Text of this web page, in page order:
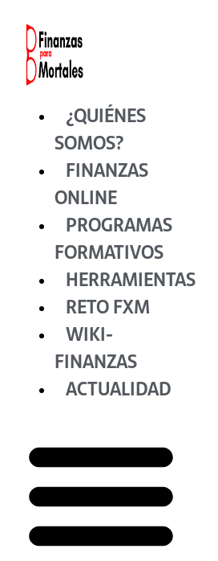
contenido
¿QUIÉNES
SOMOS?
FINANZAS
ONLINE
PROGRAMAS
FORMATIVOS
HERRAMIENTAS
RETO FXM
WIKI-
FINANZAS
ACTUALIDAD